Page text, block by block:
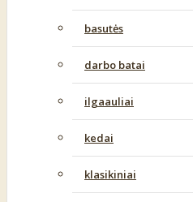
basutės
darbo batai
ilgaauliai
kedai
klasikiniai